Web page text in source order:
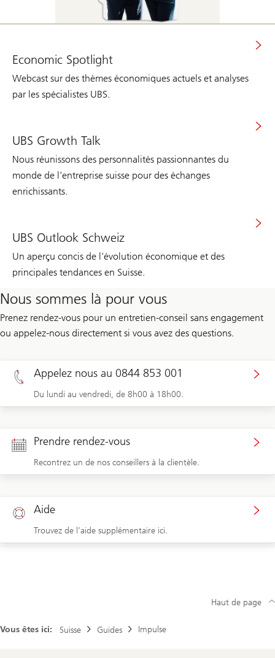
Economic Spotlight
Webcast sur des thèmes économiques actuels et analyses
par les spécialistes UBS.
UBS Growth Talk
Nous réunissons des personnalités passionnantes du
monde de l’entreprise suisse pour des échanges
enrichissants.
UBS Outlook Schweiz
Un aperçu concis de l’évolution économique et des
principales tendances en Suisse.
Nous sommes là pour vous
Prenez rendez-vous pour un entretien-conseil sans engagement
ou appelez-nous directement si vous avez des questions.
Appelez nous au 0844 853 001
Du lundi au vendredi, de 8h00 à 18h00.
Prendre rendez-vous
Recontrez un de nos conseillers à la clientèle.
Aide
Trouvez de l’aide supplémentaire ici.
Vous êtes ici: Suisse Guides Impulse
Haut de page